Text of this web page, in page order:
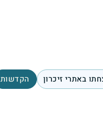
באתרי זיכרון הקדשות